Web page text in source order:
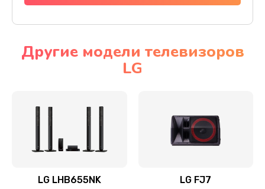
Ремонт механики привода
Ремонт / замена кнопок, клавиш, индикаторов,
Другие модели телевизоров
LG
LG LHB655NK LG FJ7